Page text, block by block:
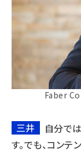
Faber
三井
自分で
す。でも、コンテ